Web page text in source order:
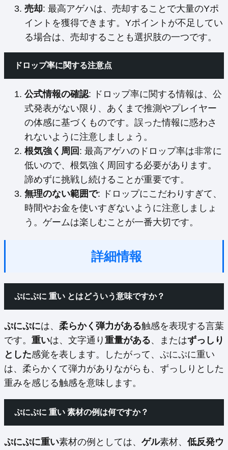
売却: 最高アゲハは、売却することで大量のYポ
イントを獲得できます。Yポイントが不足してい
る場合は、売却することも選択肢の一つです。
ドロップ率に関する注意点
公式情報の確認: ドロップ率に関する情報は、公
式発表がない限り、あくまで推測やプレイヤー
の体感に基づくものです。誤った情報に惑わさ
れないように注意しましょう。
根気強く周回 : 最高アゲハのドロップ率は非常に
低いので、根気強く周回する必要があります。
諦めずに挑戦し続けることが重要です。
無理のない範囲で: ドロップにこだわりすぎて、
時間やお金を使いすぎないように注意しましょ
う。ゲームは楽しむことが一番大切です。
詳細情報
ぷにぷに 重い とはどういう意味ですか？
ぷにぷには、 柔らかく弾力がある触感を表現する言葉
です。 重いは、文字通り 重量がある、またはずっしり
とした感覚を表します。したがって、ぷにぷに重い
は、柔らかくて弾力がありながらも、ずっしりとした
重みを感じる触感を意味します。
ぷにぷに 重い 素材の例は何ですか？
ぷにぷに重い素材の例としては、 ゲル素材、 低反発ウ